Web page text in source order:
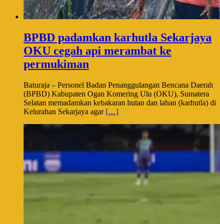
BPBD padamkan karhutla Sekarjaya
OKU cegah api merambat ke
permukiman
Baturaja – Personel Badan Penanggulangan Bencana Daerah
(BPBD) Kabupaten Ogan Komering Ulu (OKU), Sumatera
Selatan memadamkan kebakaran hutan dan lahan (karhutla) di
Kelurahan Sekarjaya agar […]